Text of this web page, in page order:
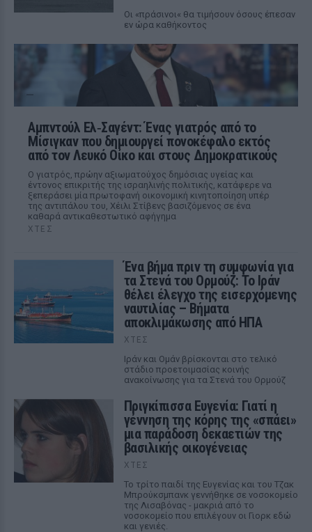
Οι «πράσινοι« θα τιμήσουν όσους έπεσαν
εν ώρα καθήκοντος
Αμπντούλ Ελ‑Σαγέντ: Ένας γιατρός από το
Μίσιγκαν που δημιουργεί πονοκέφαλο εκτός
από τον Λευκό Οίκο και στους Δημοκρατικούς
Ο γιατρός, πρώην αξιωματούχος δημόσιας υγείας και
έντονος επικριτής της ισραηλινής πολιτικής, κατάφερε να
ξεπεράσει μία πρωτοφανή οικονομική κινητοποίηση υπέρ
της αντιπάλου του, Χέιλι Στίβενς βασιζόμενος σε ένα
καθαρά αντικαθεστωτικό αφήγημα
ΧΤΕΣ
Ένα βήμα πριν τη συμφωνία για
τα Στενά του Ορμούζ: Το Ιράν
θέλει έλεγχο της εισερχόμενης
ναυτιλίας – Βήματα
αποκλιμάκωσης από ΗΠΑ
ΧΤΕΣ
Ιράν και Ομάν βρίσκονται στο τελικό
στάδιο προετοιμασίας κοινής
ανακοίνωσης για τα Στενά του Ορμούζ
Πριγκίπισσα Ευγενία: Γιατί η
γέννηση της κόρης της «σπάει»
μια παράδοση δεκαετιών της
βασιλικής οικογένειας
ΧΤΕΣ
Το τρίτο παιδί της Ευγενίας και του Τζακ
Μπρούκσμπανκ γεννήθηκε σε νοσοκομείο
της Λισαβόνας - μακριά από το
νοσοκομείο που επιλέγουν οι Γιορκ εδώ
και γενιές.